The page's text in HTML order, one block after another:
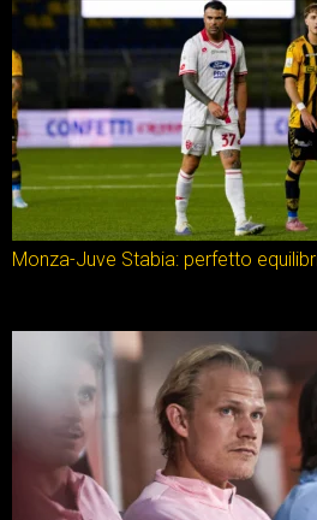
Monza-Juve Stabia: perfetto